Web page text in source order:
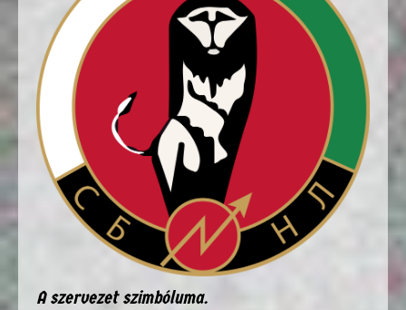
A szervezet szimbóluma.